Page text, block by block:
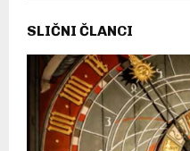
SLIČNI ČLANCI